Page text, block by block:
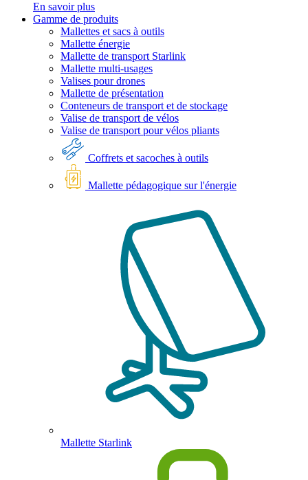
En savoir plus
Gamme de produits
Mallettes et sacs à outils
Mallette énergie
Mallette de transport Starlink
Mallette multi-usages
Valises pour drones
Mallette de présentation
Conteneurs de transport et de stockage
Valise de transport de vélos
Valise de transport pour vélos pliants
Coffrets et sacoches à outils
Mallette pédagogique sur l'énergie
Mallette Starlink